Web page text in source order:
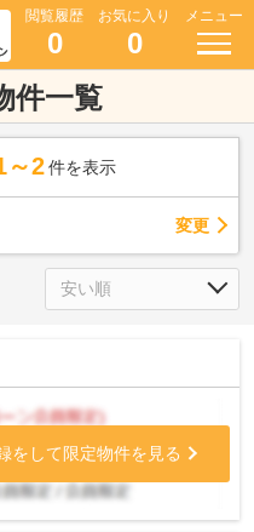
閲覧履歴
0
お気に入り
0
メニュー
件一覧
～2 件を表示
変更
をして限定物件を見る